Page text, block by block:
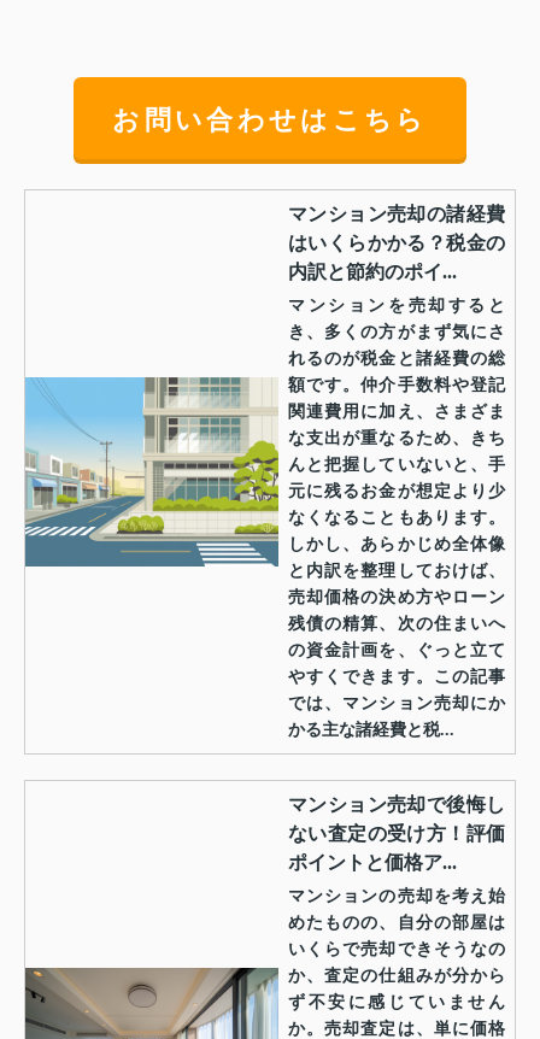
お問い合わせはこちら
マンション売却の諸経費
はいくらかかる？税金の
内訳と節約のポイ...
マンションを売却すると
き、多くの方がまず気にさ
れるのが税金と諸経費の総
額です。仲介手数料や登記
関連費用に加え、さまざま
な支出が重なるため、きち
んと把握していないと、手
元に残るお金が想定より少
なくなることもあります。
しかし、あらかじめ全体像
と内訳を整理しておけば、
売却価格の決め方やローン
残債の精算、次の住まいへ
の資金計画を、ぐっと立て
やすくできます。この記事
では、マンション売却にか
かる主な諸経費と税...
マンション売却で後悔し
ない査定の受け方！評価
ポイントと価格ア...
マンションの売却を考え始
めたものの、自分の部屋は
いくらで売却できそうなの
か、査定の仕組みが分から
ず不安に感じていません
か。売却査定は、単に価格